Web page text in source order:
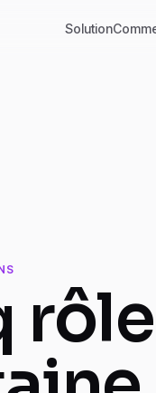
Solution